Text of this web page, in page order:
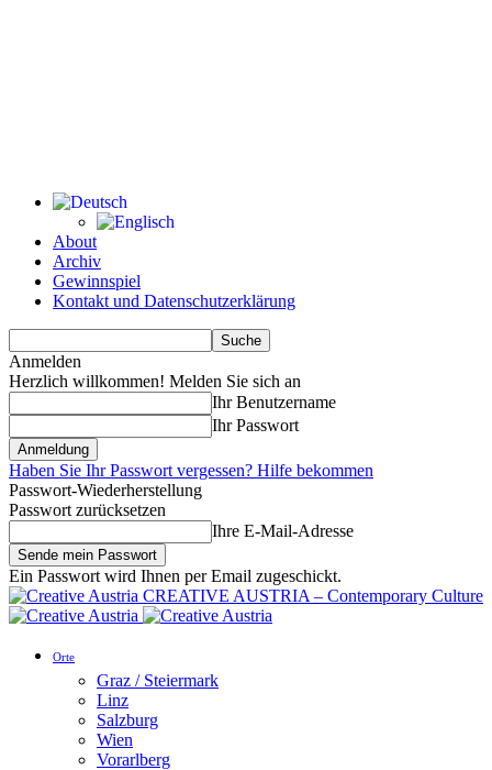
About
Archiv
Gewinnspiel
Kontakt und Datenschutzerklärung
Anmelden
Herzlich willkommen! Melden Sie sich an
Ihr Benutzername
Ihr Passwort
Haben Sie Ihr Passwort vergessen? Hilfe bekommen
Passwort-Wiederherstellung
Passwort zurücksetzen
Ihre E-Mail-Adresse
Ein Passwort wird Ihnen per Email zugeschickt.
CREATIVE AUSTRIA – Contemporary Culture
Orte
Graz / Steiermark
Linz
Salzburg
Wien
Vorarlberg